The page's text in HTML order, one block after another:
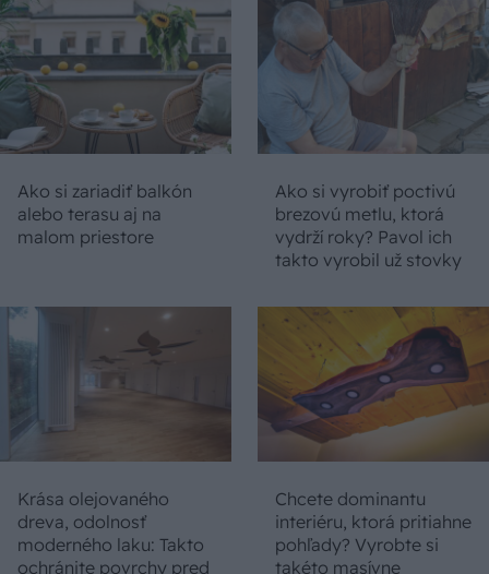
Ako si zariadiť balkón
alebo terasu aj na
malom priestore
Ako si vyrobiť poctivú
brezovú metlu, ktorá
vydrží roky? Pavol ich
takto vyrobil už stovky
Krása olejovaného
dreva, odolnosť
moderného laku: Takto
ochránite povrchy pred
Chcete dominantu
interiéru, ktorá pritiahne
pohľady? Vyrobte si
takéto masívne